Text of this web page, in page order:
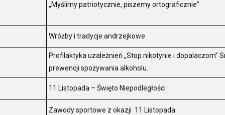
„Myślimy patriotycznie, piszemy ortograficznie”
Wróżby i tradycje andrzejkowe
Profilaktyka uzależnień „Stop nikotynie i dopalaczom”
prewencji spożywania alkoholu.
11 Listopada – Święto Niepodległości
Zawody sportowe z okazji 11 Listopada